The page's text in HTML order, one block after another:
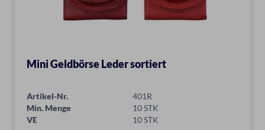
Mini Geldbörse Leder sortiert
Artikel-Nr.
401R
Min. Menge
10 STK
VE
10 STK